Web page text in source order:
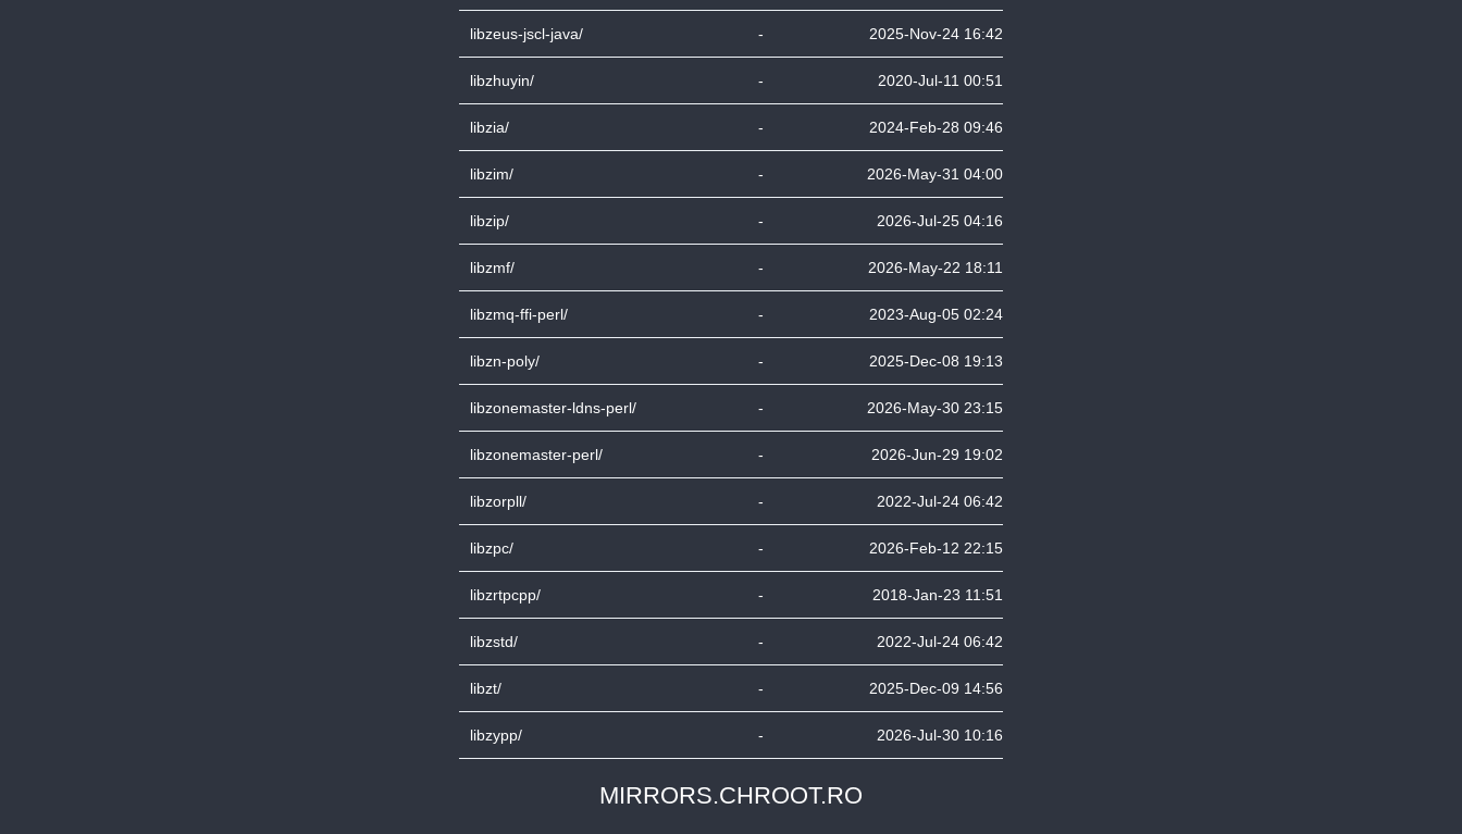
libzeus-jscl-java/ - 2025-Nov-24 16:42
libzhuyin/ - 2020-Jul-11 00:51
libzia/ - 2024-Feb-28 09:46
libzim/ - 2026-May-31 04:00
libzip/ - 2026-Jul-25 04:16
libzmf/ - 2026-May-22 18:11
libzmq-ffi-perl/ - 2023-Aug-05 02:24
libzn-poly/ - 2025-Dec-08 19:13
libzonemaster-ldns-perl/ - 2026-May-30 23:15
libzonemaster-perl/ - 2026-Jun-29 19:02
libzorpll/ - 2022-Jul-24 06:42
libzpc/ - 2026-Feb-12 22:15
libzrtpcpp/ - 2018-Jan-23 11:51
libzstd/ - 2022-Jul-24 06:42
libzt/ - 2025-Dec-09 14:56
libzypp/ - 2026-Jul-30 10:16
MIRRORS.CHROOT.RO